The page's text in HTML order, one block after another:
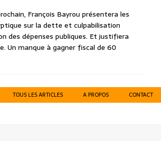
François Bayrou présentera les
sur la dette et culpabilisation
des dépenses publiques. Et justifiera
Un manque à gagner fiscal de 60
TOUS LES ARTICLES A PROPOS CONTACT